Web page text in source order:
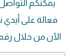
يمكنكم
فعالة على
الآن من خلال رقم